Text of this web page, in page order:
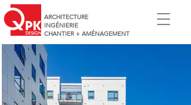
ARCHITECTURE
INGÉNIERIE
CHANTIER + AMÉNAGEMENT